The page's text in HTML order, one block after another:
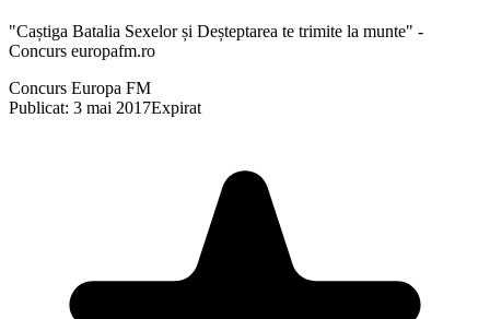
"Caștiga Batalia Sexelor și Deșteptarea te trimite la munte" -
Concurs europafm.ro
Concurs Europa FM
Publicat: 3 mai 2017Expirat